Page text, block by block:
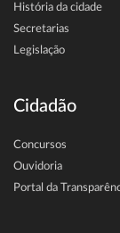
História da cidade
Secretarias
Legislação
Cidadão
Concursos
Ouvidoria
Portal da